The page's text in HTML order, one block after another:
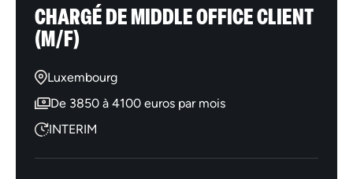
CHARGÉ DE MIDDLE OFFICE CLIENT
(M/F)
Luxembourg
De 3850 à 4100 euros par mois
INTERIM